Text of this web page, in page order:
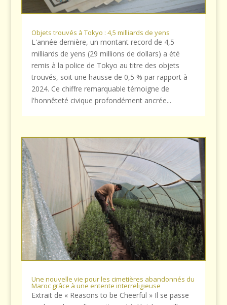
Objets trouvés à Tokyo : 4,5 milliards de yens
L'année dernière, un montant record de 4,5
milliards de yens (29 millions de dollars) a été
remis à la police de Tokyo au titre des objets
trouvés, soit une hausse de 0,5 % par rapport à
2024. Ce chiffre remarquable témoigne de
l'honnêteté civique profondément ancrée...
Une nouvelle vie pour les cimetières abandonnés du
Maroc grâce à une entente interreligieuse
Extrait de « Reasons to be Cheerful » Il se passe